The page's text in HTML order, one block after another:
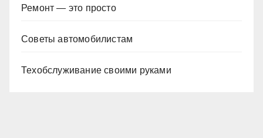
Ремонт — это просто
Советы автомобилистам
Техобслуживание своими руками